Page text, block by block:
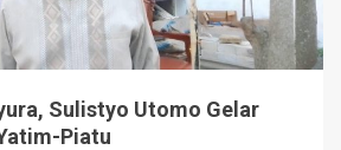
Sulistyo Utomo Gelar
Piatu